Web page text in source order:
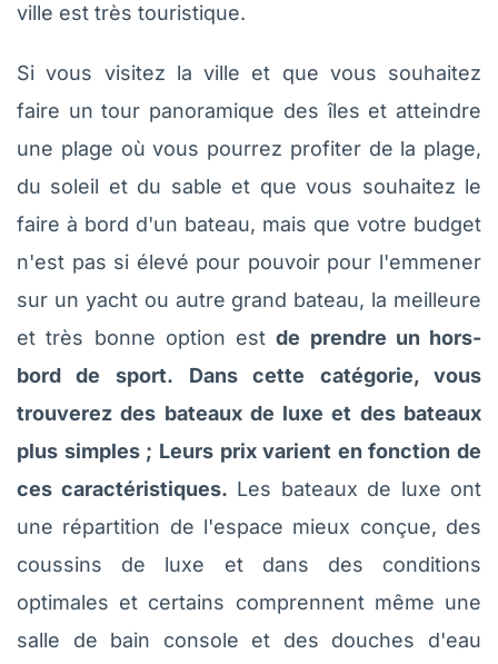
ville est très touristique.
Si vous visitez la ville et que vous souhaitez
faire un tour panoramique des îles et atteindre
une plage où vous pourrez profiter de la plage,
du soleil et du sable et que vous souhaitez le
faire à bord d'un bateau, mais que votre budget
n'est pas si élevé pour pouvoir pour l'emmener
sur un yacht ou autre grand bateau, la meilleure
et très bonne option estde prendre un hors-
bord de sport.
Dans cette catégorie, vous
trouverez des bateaux de luxe et des bateaux
plus simples ; Leurs prix varient en fonction de
ces caractéristiques. Les bateaux de luxe ont
une répartition de l'espace mieux conçue, des
coussins de luxe et dans des conditions
optimales et certains comprennent même une
salle de bain console et des douches d'eau